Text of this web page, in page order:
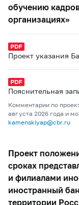
обучению
организациях»
Проект указания
Пояснительная
Комментарии по
августа 2026 года и
kamenskiyap@cbr.ru
Проект
сроках
и филиалами
иностранный
территории